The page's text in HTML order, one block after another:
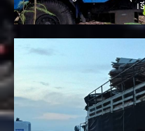
เ